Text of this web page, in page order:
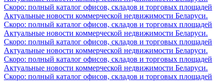
Скоро: полный каталог офисов, складов и торговых площадей
Актуальные новости коммерческой недвижимости Беларуси.
Скоро: полный каталог офисов, складов и торговых площадей
Актуальные новости коммерческой недвижимости Беларуси.
Скоро: полный каталог офисов, складов и торговых площадей
Актуальные новости коммерческой недвижимости Беларуси.
Скоро: полный каталог офисов, складов и торговых площадей
Актуальные новости коммерческой недвижимости Беларуси.
Скоро: полный каталог офисов, складов и торговых площадей